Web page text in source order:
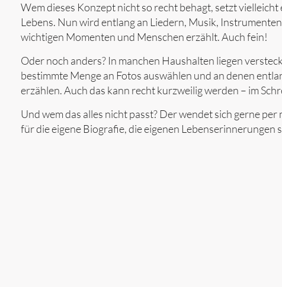
Wem dieses Konzept nicht so recht behagt, setzt
Lebens. Nun wird entlang an Liedern, Musik,
wichtigen Momenten und Menschen erzählt. Auch fein!
Oder noch anders? In manchen Haushalten liegen
bestimmte Menge an Fotos auswählen und an denen
erzählen. Auch das kann recht kurzweilig werden – im
Und wem das alles nicht passt? Der wendet sich gerne
für die eigene Biografie, die eigenen Lebenserinnerungen